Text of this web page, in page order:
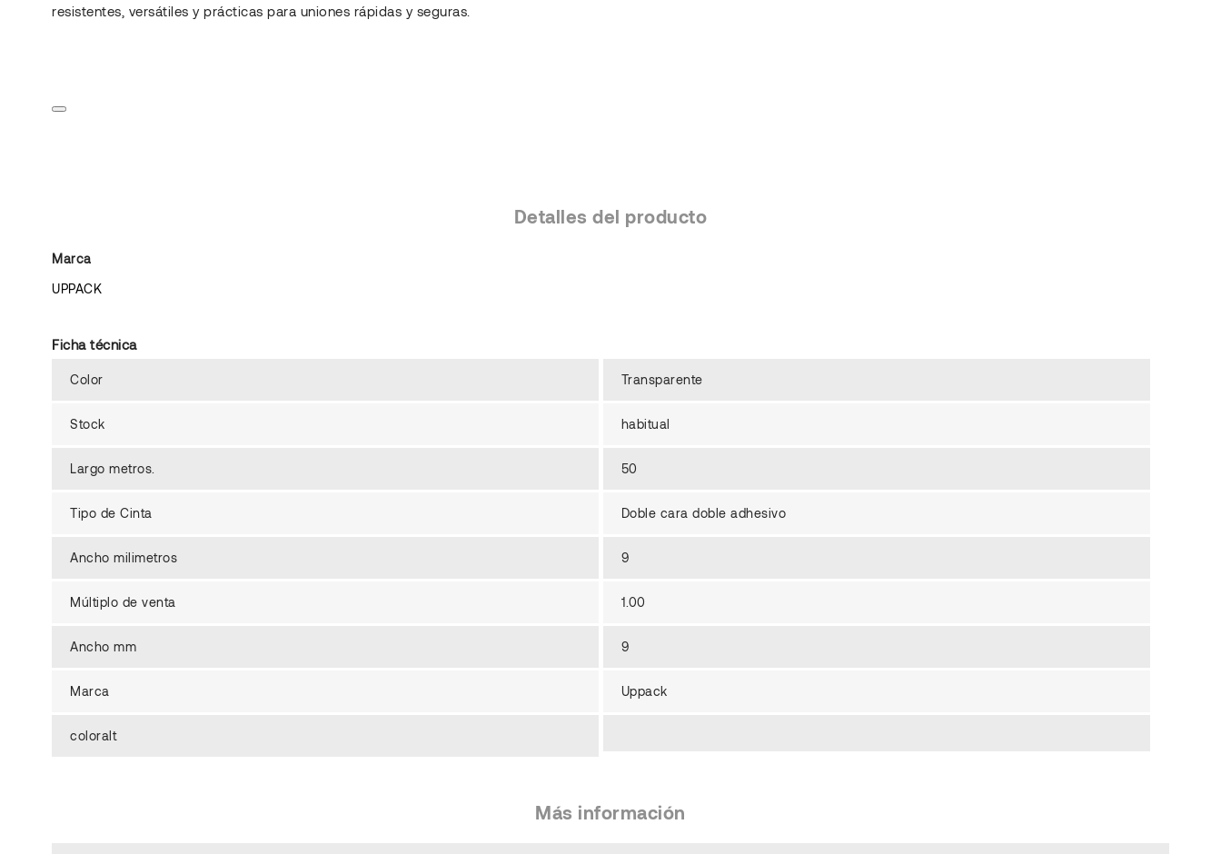
resistentes, versátiles y prácticas para uniones rápidas y seguras.
Detalles del producto
Marca
UPPACK
Ficha técnica
Color Transparente
Stock habitual
Largo metros. 50
Tipo de Cinta Doble cara doble adhesivo
Ancho milimetros 9
Múltiplo de venta 1.00
Ancho mm 9
Marca Uppack
coloralt
Más información